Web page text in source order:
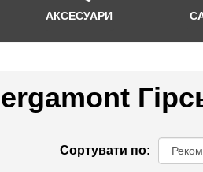
АКСЕСУАРИ
Сортувати по: